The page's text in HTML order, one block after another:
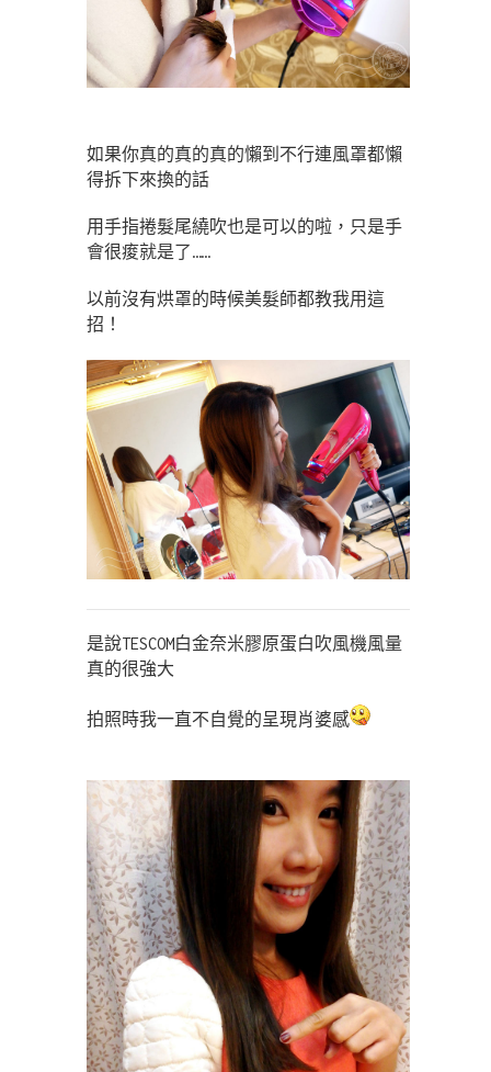
如果你真的真的真的懶到不行連風罩都懶
得拆下來換的話
用手指捲髮尾繞吹也是可以的啦，只是手
會很痠就是了……
以前沒有烘罩的時候美髮師都教我用這
招！
是說TESCOM白金奈米膠原蛋白吹風機風量
真的很強大
拍照時我一直不自覺的呈現肖婆感